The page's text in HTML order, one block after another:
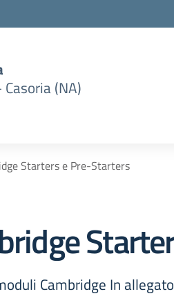
(NA)
Starters e Pre-Starters
Cambridge In